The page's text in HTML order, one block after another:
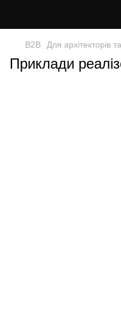
B2B Для архітекторів
Приклади